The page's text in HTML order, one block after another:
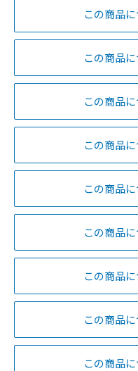
この商品
この商品
この商品
この商品
この商品
この商品
この商品
この商品
この商品